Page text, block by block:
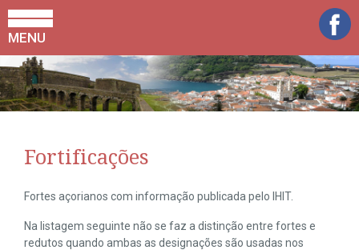
MENU
Fortificações
Fortes açorianos com informação publicada pelo IHIT.
Na listagem seguinte não se faz a distinção entre fortes e
redutos quando ambas as designações são usadas nos